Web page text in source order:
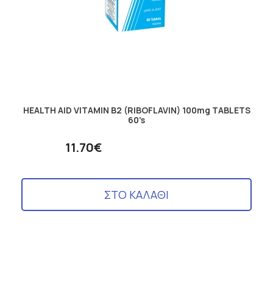
HEALTH AID VITAMIN B2 (RIBOFLAVIN) 100mg TABLETS
60's
11.70€
ΣΤΟ ΚΑΛΑΘΙ